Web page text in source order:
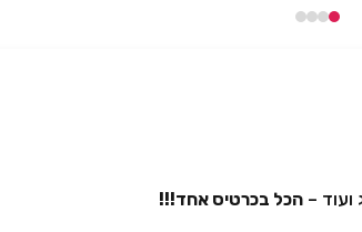
– הכל בכרטיס אחד!!!